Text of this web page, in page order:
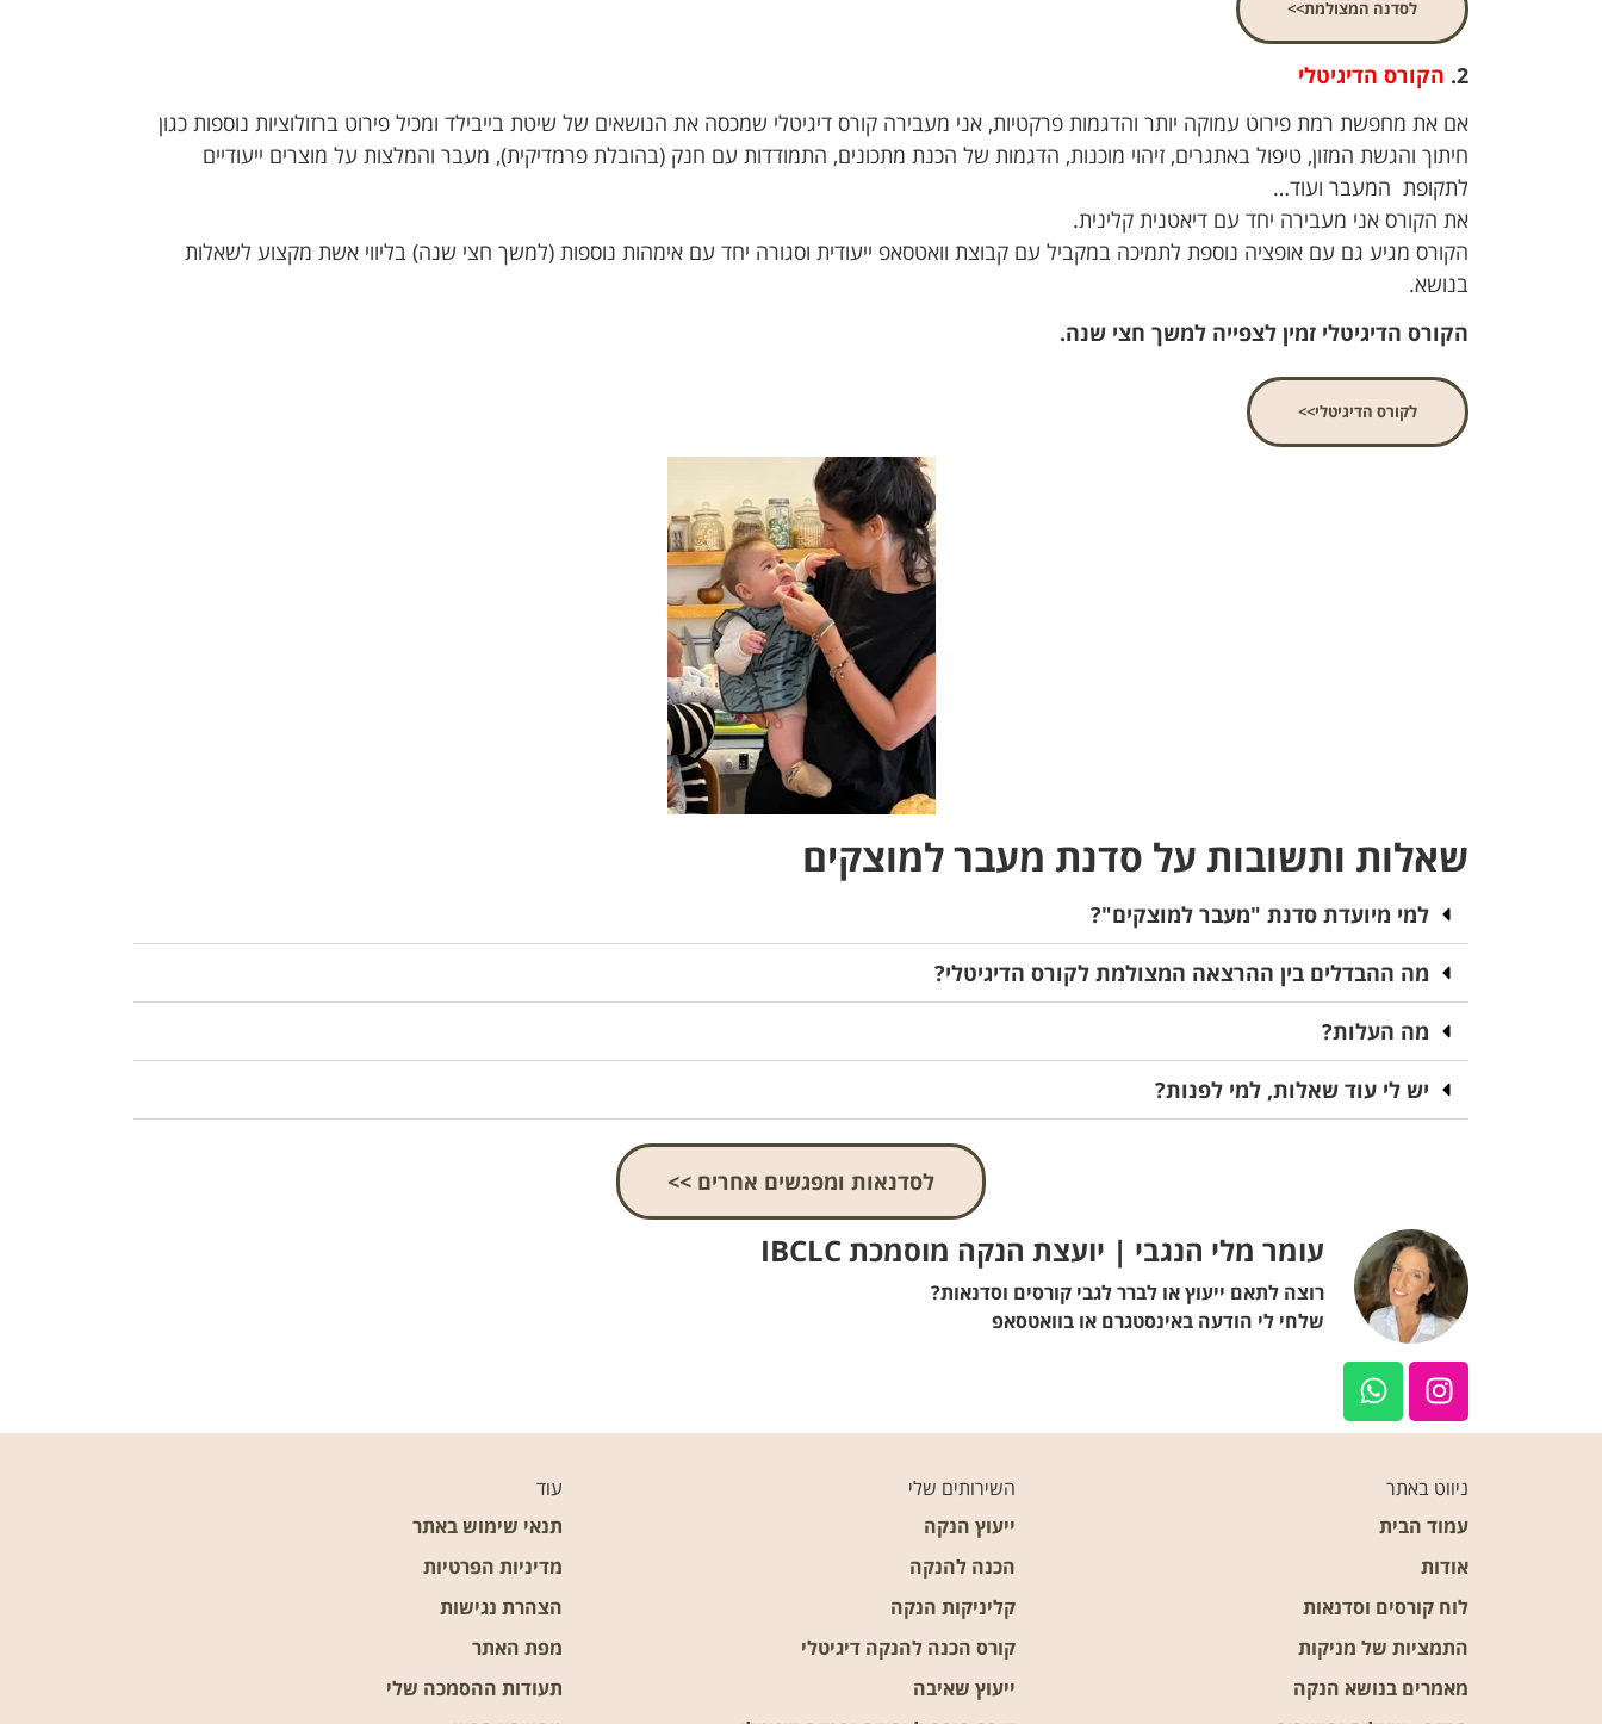
לסדנה המצולמת>>
2. הקורס הדיגיטלי
אם את מחפשת רמת פירוט עמוקה יותר והדגמות פרקטיות, אני מעבירה קורס דיגיטלי שמכסה את הנושאים של שיטת בייבילד ומכיל פירוט ברזולוציות נוספות כגון
חיתוך והגשת המזון, טיפול באתגרים, זיהוי מוכנות, הדגמות של הכנת מתכונים, התמודדות עם חנק (בהובלת פרמדיקית), מעבר והמלצות על מוצרים ייעודיים
לתקופת המעבר ועוד…
את הקורס אני מעבירה יחד עם דיאטנית קלינית.
הקורס מגיע גם עם אופציה נוספת לתמיכה במקביל עם קבוצת וואטסאפ ייעודית וסגורה יחד עם אימהות נוספות (למשך חצי שנה) בליווי אשת מקצוע לשאלות
בנושא.
הקורס הדיגיטלי זמין לצפייה למשך חצי שנה.
לקורס הדיגיטלי>>
שאלות ותשובות על סדנת מעבר למוצקים
למי מיועדת סדנת "מעבר למוצקים"?
מה ההבדלים בין ההרצאה המצולמת לקורס הדיגיטלי?
מה העלות?
יש לי עוד שאלות, למי לפנות?
לסדנאות ומפגשים אחרים >>
עומר מלי הנגבי | יועצת הנקה מוסמכת IBCLC
רוצה לתאם ייעוץ או לברר לגבי קורסים וסדנאות?
שלחי לי הודעה באינסטגרם או בוואטסאפ
ניווט באתר
עמוד הבית
אודות
לוח קורסים וסדנאות
התמציות של מניקות
מאמרים בנושא הנקה
השירותים שלי
ייעוץ הנקה
הכנה להנקה
קליניקות הנקה
קורס הכנה להנקה דיגיטלי
ייעוץ שאיבה
עוד
תנאי שימוש באתר
מדיניות הפרטיות
הצהרת נגישות
מפת האתר
תעודות ההסמכה שלי